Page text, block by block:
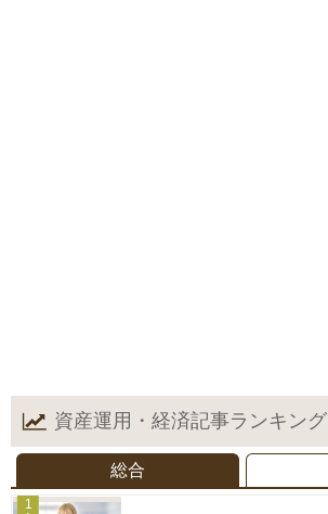
資産運用・経済記事ランキング
総合
1